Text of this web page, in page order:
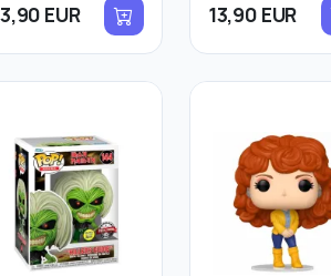
EUR 13,90 EUR